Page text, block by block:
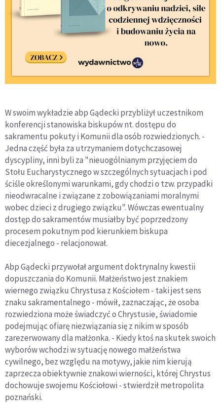
W swoim wykładzie abp Gądecki przybliżył uczestnikom
konferencji stanowiska biskupów nt. dostępu do
sakramentu pokuty i Komunii dla osób rozwiedzionych. -
Jedna część była za utrzymaniem dotychczasowej
dyscypliny, inni byli za "nieuogólnianym przyjęciem do
Stołu Eucharystycznego w szczególnych sytuacjach i pod
ściśle określonymi warunkami, gdy chodzi o tzw. przypadki
nieodwracalne i związane z zobowiązaniami moralnymi
wobec dzieci z drugiego związku". Wówczas ewentualny
dostęp do sakramentów musiałby być poprzedzony
procesem pokutnym pod kierunkiem biskupa
diecezjalnego - relacjonował.
Abp Gądecki przywołał argument doktrynalny kwestii
dopuszczania do Komunii. Małżeństwo jest znakiem
wiernego związku Chrystusa z Kościołem - taki jest sens
znaku sakramentalnego - mówił, zaznaczając, że osoba
rozwiedziona może świadczyć o Chrystusie, świadomie
podejmując ofiarę niezwiązania się z nikim w sposób
zarezerwowany dla małżonka. - Kiedy ktoś na skutek swoich
wyborów wchodzi w sytuację nowego małżeństwa
cywilnego, bez względu na motywy, jakie nim kierują
zaprzecza obiektywnie znakowi wierności, której Chrystus
dochowuje swojemu Kościołowi - stwierdził metropolita
poznański.